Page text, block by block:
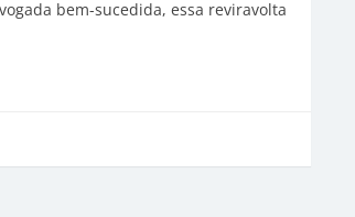
bem-sucedida, essa reviravolta